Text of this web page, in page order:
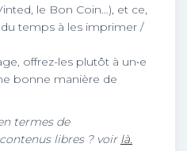
le Bon Coin…), et ce,
temps à les imprimer /
offrez-les plutôt à un•e
bonne manière de
termes de
libres ? voir là.